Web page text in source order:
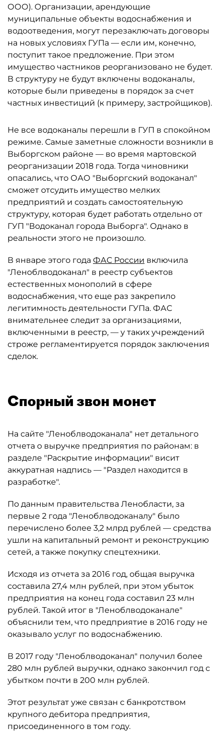
ООО). Организации, арендующие
муниципальные объекты водоснабжения и
водоотведения, могут перезаключать договоры
на новых условиях ГУПа — если им, конечно,
поступит такое предложение. При этом
имущество частников реорганизовано не будет.
В структуру не будут включены водоканалы,
которые были приведены в порядок за счет
частных инвестиций (к примеру, застройщиков).
Не все водоканалы перешли в ГУП в спокойном
режиме. Самые заметные сложности возникли в
Выборгском районе — во время мартовской
реорганизации 2018 года. Тогда чиновники
опасались, что ОАО "Выборгский водоканал"
сможет отсудить имущество мелких
предприятий и создать самостоятельную
структуру, которая будет работать отдельно от
ГУП "Водоканал города Выборга". Однако в
реальности этого не произошло.
В январе этого года ФАС России включила
"Леноблводоканал" в реестр субъектов
естественных монополий в сфере
водоснабжения, что еще раз закрепило
легитимность деятельности ГУПа. ФАС
внимательнее следит за организациями,
включенными в реестр, — у таких учреждений
строже регламентируется порядок заключения
сделок.
Спорный звон монет
На сайте "Леноблводоканала" нет детального
отчета о выручке предприятия по районам: в
разделе "Раскрытие информации" висит
аккуратная надпись — "Раздел находится в
разработке".
По данным правительства Ленобласти, за
первые 2 года "Леноблводоканалу" было
перечислено более 3,2 млрд рублей — средства
ушли на капитальный ремонт и реконструкцию
сетей, а также покупку спецтехники.
Исходя из отчета за 2016 год, общая выручка
составила 27,4 млн рублей, при этом убыток
предприятия на конец года составил 23 млн
рублей. Такой итог в "Леноблводоканале"
объяснили тем, что предприятие в 2016 году не
оказывало услуг по водоснабжению.
В 2017 году "Леноблводоканал" получил более
280 млн рублей выручки, однако закончил год с
убытком почти в 200 млн рублей.
Этот результат уже связан с банкротством
крупного дебитора предприятия,
присоединенного в том году.